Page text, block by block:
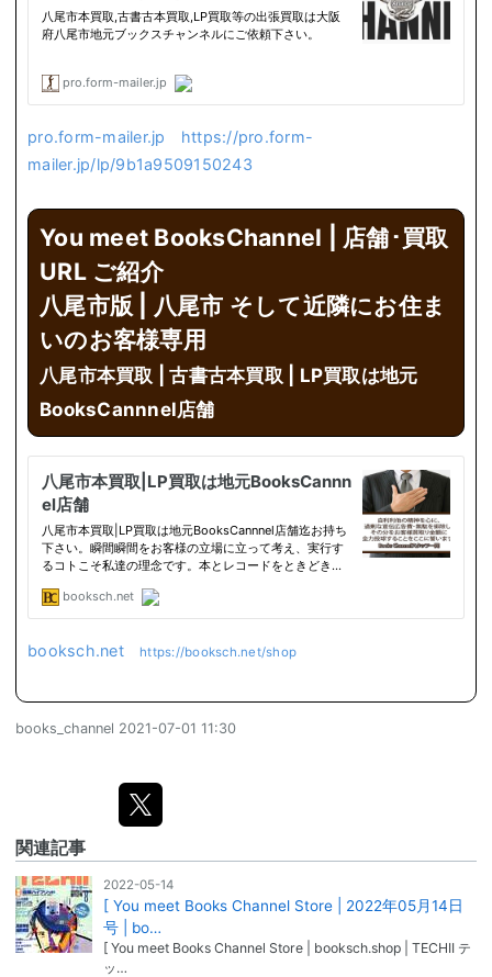
pro.form-mailer.jp
https://pro.form-
mailer.jp/lp/9b1a9509150243
You meet BooksChannel | 店舗･買取
URL ご紹介
八尾市版 |
八尾市 そして近隣にお住ま
いのお客様専用
八尾市本買取 | 古書古本買取 | LP買取は地元
BooksCannnel店舗
booksch.net https://booksch.net/shop
books_channel 2021-07-01 11:30
関連記事
2022-05-14
[ You meet Books Channel Store | 2022年05月14日
号 | bo…
[ You meet Books Channel Store | booksch.shop | TECHII テ
ッ…